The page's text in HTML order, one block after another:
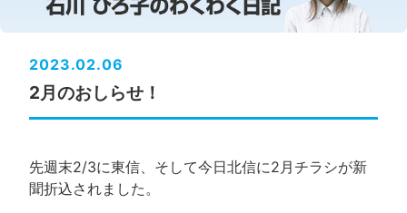
2023.02.06
2月のおしらせ！
先週末2/3に東信、そして今日北信に2月チラシが新
聞折込されました。